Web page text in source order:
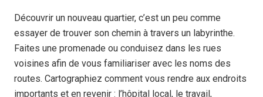
Découvrir un nouveau quartier, c’est un peu comme
essayer de trouver son chemin à travers un labyrinthe.
Faites une promenade ou conduisez dans les rues
voisines afin de vous familiariser avec les noms des
routes. Cartographiez comment vous rendre aux endroits
importants et en revenir : l’hôpital local, le travail,